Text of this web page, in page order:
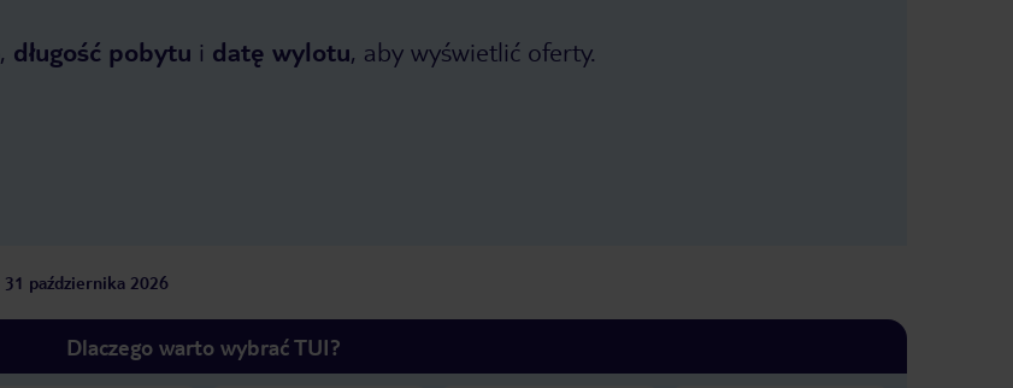
, długość pobytu i datę wylotu, aby wyświetlić oferty.
31 października 2026
Dlaczego warto wybrać TUI?